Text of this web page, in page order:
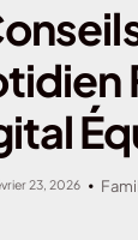
23, 2026